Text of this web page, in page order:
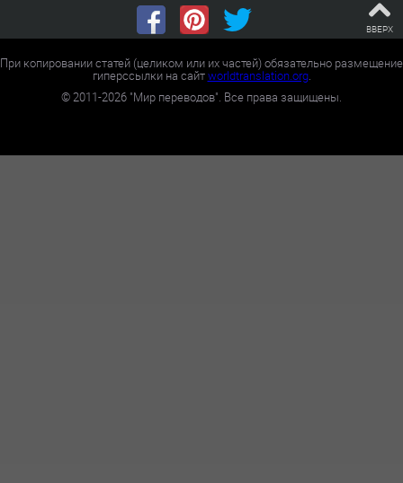
ВВЕРХ
При копировании статей (целиком или их частей) обязательно размещение
гиперссылки на сайтworldtranslation.org.
©2011-2026 "Мир переводов". Все права защищены.